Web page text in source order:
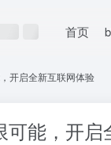
首页
开启全新互联网体验
能，开启